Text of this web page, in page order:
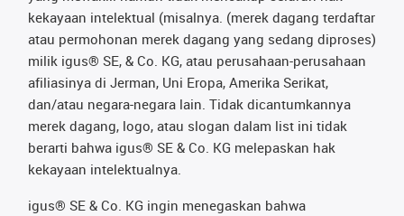
kekayaan intelektual (misalnya. (merek dagang terdaftar
atau permohonan merek dagang yang sedang diproses)
milik igus® SE, & Co. KG, atau perusahaan-perusahaan
afiliasinya di Jerman, Uni Eropa, Amerika Serikat,
dan/atau negara-negara lain. Tidak dicantumkannya
merek dagang, logo, atau slogan dalam list ini tidak
berarti bahwa igus® SE & Co. KG melepaskan hak
kekayaan intelektualnya.
igus® SE & Co. KG ingin menegaskan bahwa